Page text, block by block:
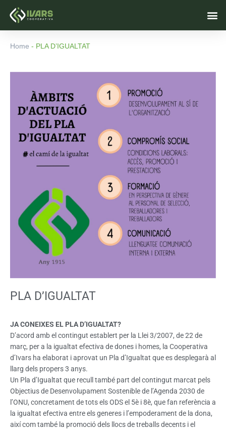
Home - PLA D’IGUALTAT
PLA D’IGUALTAT
JA CONEIXES EL PLA D’IGUALTAT?
D’acord amb el contingut establert per la Llei 3/2007, de 22 de
març, per a la igualtat efectiva de dones i homes, la Cooperativa
d’Ivars ha elaborat i aprovat un Pla d’Igualtat que es desplegarà al
llarg dels propers 3 anys.
Un Pla d’Igualtat que recull també part del contingut marcat pels
Objectius de Desenvolupament Sostenible de l’Agenda 2030 de
l’ONU, concretament de tots els ODS el 5è i 8è, que fan referència a
la igualtat efectiva entre els generes i l’empoderament de la dona,
així com també la promoció dels llocs de treballs decents i el